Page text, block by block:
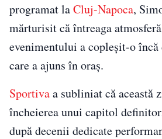
programat laCluj-Napoca,
mărturisit că întreaga
evenimentului a copleșit-o
care a ajuns în oraș.
Sportivaa subliniat că această
încheierea unui capitol
după decenii dedicate